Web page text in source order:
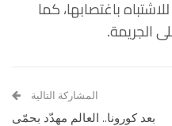
باغتصابها، كما
الجريمة.
المشاركة التالية
بعد كورونا.. العالم مهدّد بحمّى